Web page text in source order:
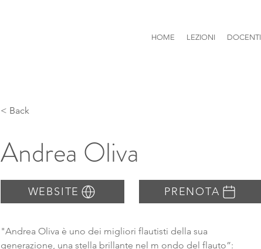
HOME LEZIONI DOCENTI
< Back
Andrea Oliva
WEBSITE PRENOTA
"Andrea Oliva è uno dei migliori flautisti della sua
generazione, una stella brillante nel m ondo del flauto”: